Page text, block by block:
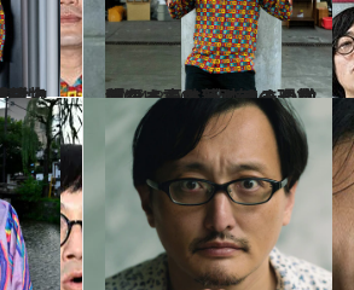
2024.8.10
「殺人事件そのままの血痕だってカビキラーと激落ちくんで落とせる」松原タニシと“恐怖”の現在地
カルチャー